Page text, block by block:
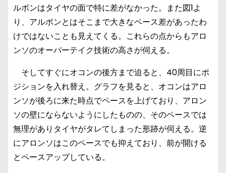
ルボンはタイヤの面で特に差がなかった。また図1よ
り、アルボンとはそこまで大きなペース差があったわ
けではないことも見えてくる。これらの点からもアロ
ンソのオーバーテイク技術の高さが伺える。
そしてすぐにオコンの後方まで迫ると、40周目にポ
ジションを入れ替え。グラフを見ると、オコンはアロ
ンソが後ろに来た時点でペースを上げており、アロン
ソの壁にならないようにしたものの、そのペースでは
無理がありタイヤがタレてしまった形跡が伺える。逆
にアロンソはこのペースでも抑えており、前が開ける
とペースアップしている。